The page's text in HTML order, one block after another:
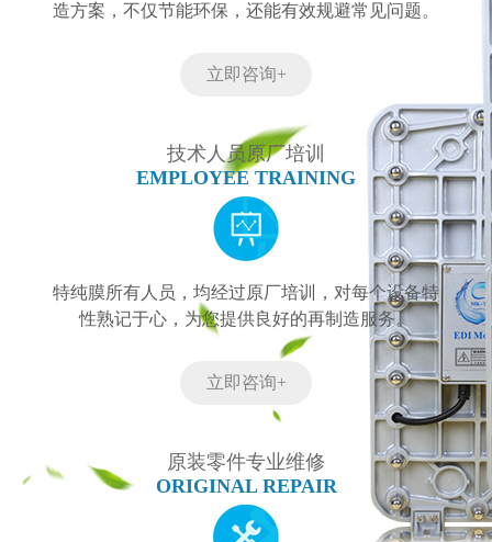
造方案，不仅节能环保，还能有效规避常见问题。
立即咨询+
技术人员原厂培训
EMPLOYEE TRAINING
特纯膜所有人员，均经过原厂培训，对每个设备特
性熟记于心，为您提供良好的再制造服务。
立即咨询+
原装零件专业维修
ORIGINAL REPAIR